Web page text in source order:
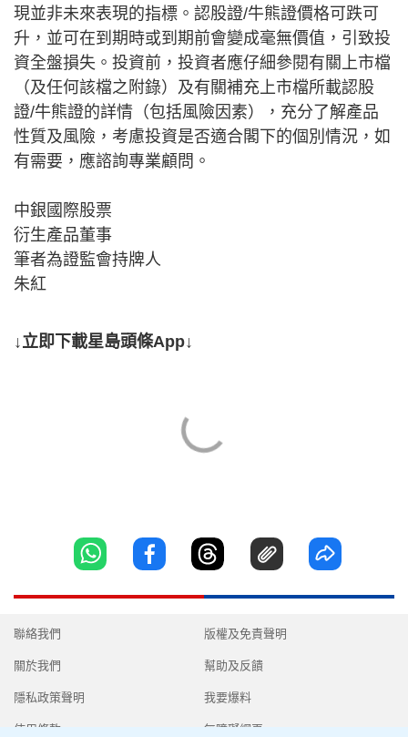
現並非未來表現的指標。認股證/牛熊證價格可跌可
升，並可在到期時或到期前會變成毫無價值，引致投
資全盤損失。投資前，投資者應仔細參閱有關上市檔
（及任何該檔之附錄）及有關補充上市檔所載認股
證/牛熊證的詳情（包括風險因素），充分了解產品
性質及風險，考慮投資是否適合閣下的個別情況，如
有需要，應諮詢專業顧問。
中銀國際股票
衍生產品董事
筆者為證監會持牌人
朱紅
↓立即下載星島頭條App↓
聯絡我們
關於我們
隱私政策聲明
使用條款
版權及免責聲明
幫助及反饋
我要爆料
無障礙網頁